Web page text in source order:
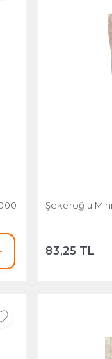
Şekeroğlu
83,25 TL